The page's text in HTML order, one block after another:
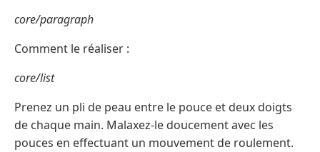
core/paragraph
Comment le réaliser :
core/list
Prenez un pli de peau entre le pouce et deux doigts
de chaque main. Malaxez-le doucement avec les
pouces en effectuant un mouvement de roulement.